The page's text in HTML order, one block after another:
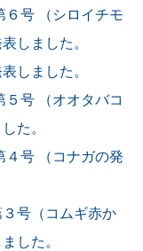
６号 （シロイチモ
しました。
しました。
号 （オオタバコ
た。
４号 （コナガの発
号（コムギ赤か
した。